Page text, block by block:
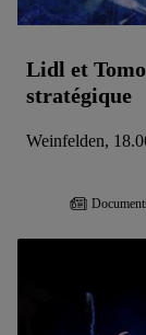
Lidl et
stratégique
Weinfelden,